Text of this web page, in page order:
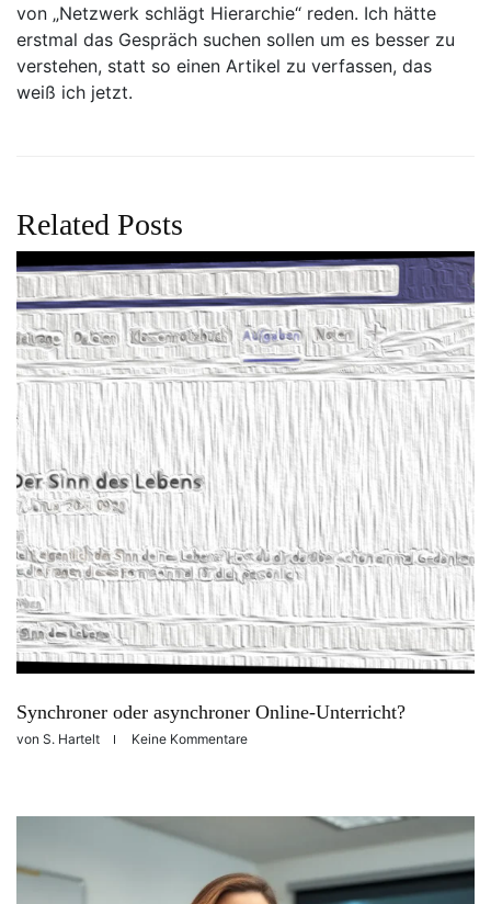
von „Netzwerk schlägt Hierarchie“ reden. Ich hätte
erstmal das Gespräch suchen sollen um es besser zu
verstehen, statt so einen Artikel zu verfassen, das
weiß ich jetzt.
Related Posts
Synchroner oder asynchroner Online-Unterricht?
von S. Hartelt Keine Kommentare